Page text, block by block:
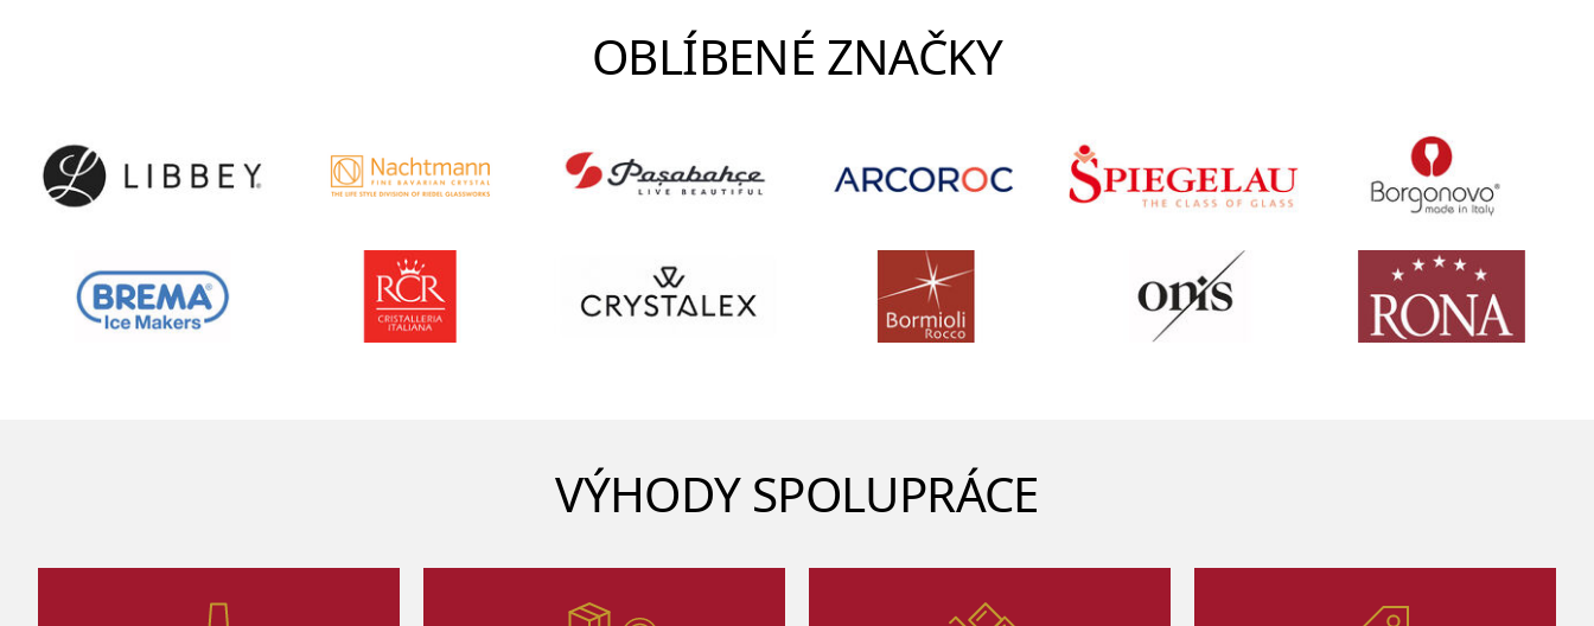
OBLÍBENÉ ZNAČKY
VÝHODY SPOLUPRÁCE